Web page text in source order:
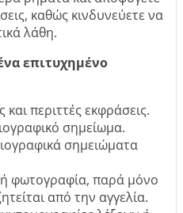
καθώς κινδυνεύετε να
λάθη.
επιτυχημένο
περιττές εκφράσεις.
σημείωμα.
σημειώματα
φωτογραφία, παρά μόνο
από την αγγελία.